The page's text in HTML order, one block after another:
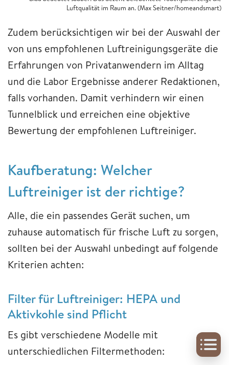
Luftqualität im Raum an. (Max Seitner/homeandsmart)
Zudem berücksichtigen wir bei der Auswahl der
von uns empfohlenen Luftreinigungsgeräte die
Erfahrungen von Privatanwendern im Alltag
und die Labor Ergebnisse anderer Redaktionen,
falls vorhanden. Damit verhindern wir einen
Tunnelblick und erreichen eine objektive
Bewertung der empfohlenen Luftreiniger.
Kaufberatung: Welcher
Luftreiniger ist der richtige?
Alle, die ein passendes Gerät suchen, um
zuhause automatisch für frische Luft zu sorgen,
sollten bei der Auswahl unbedingt auf folgende
Kriterien achten:
Filter für Luftreiniger: HEPA und
Aktivkohle sind Pflicht
Es gibt verschiedene Modelle mit
unterschiedlichen Filtermethoden: